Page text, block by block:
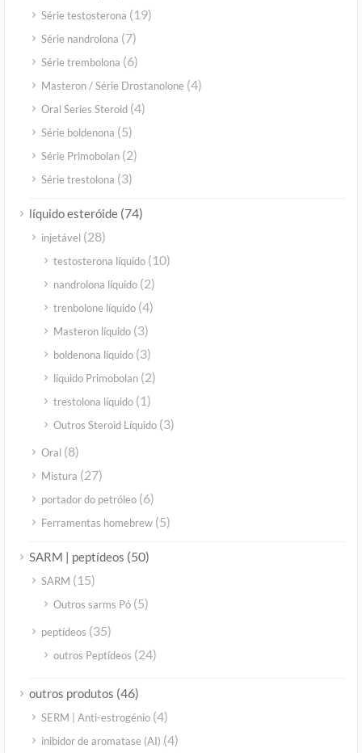
Série testosterona (19)
Série nandrolona (7)
Série trembolona (6)
Masteron / Série Drostanolone (4)
Oral Series Steroid (4)
Série boldenona (5)
Série Primobolan (2)
Série trestolona (3)
líquido esteróide (74)
injetável (28)
testosterona líquido (10)
nandrolona líquido (2)
trenbolone líquido (4)
Masteron líquido (3)
boldenona líquido (3)
líquido Primobolan (2)
trestolona líquido (1)
Outros Steroid Líquido (3)
Oral (8)
Mistura (27)
portador do petróleo (6)
Ferramentas homebrew (5)
SARM | peptídeos (50)
SARM (15)
Outros sarms Pó (5)
peptídeos (35)
outros Peptídeos (24)
outros produtos (46)
SERM | Anti-estrogénio (4)
inibidor de aromatase (AI) (4)